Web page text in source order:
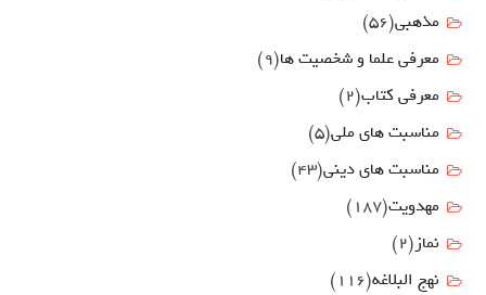
مذهبی(56)
معرفی علما و شخصیت ها(9)
معرفی کتاب(2)
مناسبت هاي ملي(5)
مناسبت های دینی(43)
مهدويت(187)
نماز(2)
نهج البلاغه(116)